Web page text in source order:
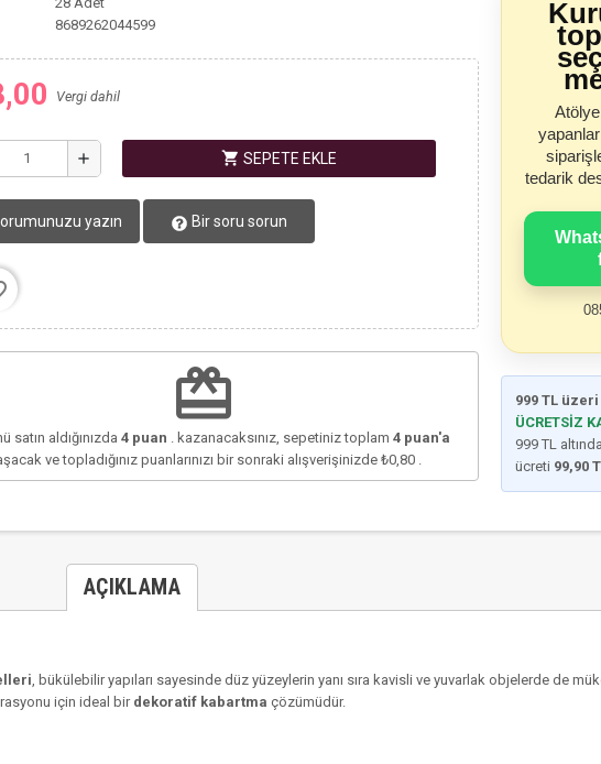
8689262044599
Vergi dahil
add shopping_cart SEPETE EKLE
yazın Bir soru sorun
redeem
satın aldığınızda4 puan . kazanacaksınız, sepetiniz toplam4 puan'a
ve topladığınız puanlarınızı bir sonraki alışverişinizde₺0,80
tedarik
999 TL
ÜCRETSİZ
999 TL
ücreti 99,90
AÇIKLAMA
, bükülebilir yapıları sayesinde düz yüzeylerin yanı sıra kavisli ve yuvarlak objelerde de
için ideal bir dekoratif kabartma çözümüdür.